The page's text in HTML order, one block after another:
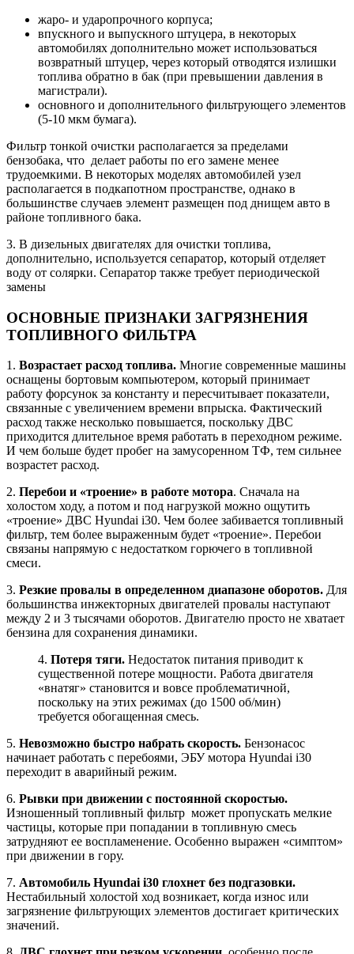
жаро- и ударопрочного корпуса;
впускного и выпускного штуцера, в некоторых
автомобилях дополнительно может использоваться
возвратный штуцер, через который отводятся излишки
топлива обратно в бак (при превышении давления в
магистрали).
основного и дополнительного фильтрующего элементов
(5-10 мкм бумага).
Фильтр тонкой очистки располагается за пределами
бензобака, что делает работы по его замене менее
трудоемкими. В некоторых моделях автомобилей узел
располагается в подкапотном пространстве, однако в
большинстве случаев элемент размещен под днищем авто в
районе топливного бака.
3. В дизельных двигателях для очистки топлива,
дополнительно, используется сепаратор, который отделяет
воду от солярки. Сепаратор также требует периодической
замены
ОСНОВНЫЕ ПРИЗНАКИ ЗАГРЯЗНЕНИЯ
ТОПЛИВНОГО ФИЛЬТРА
1. Возрастает расход топлива. Многие современные машины
оснащены бортовым компьютером, который принимает
работу форсунок за константу и пересчитывает показатели,
связанные с увеличением времени впрыска. Фактический
расход также несколько повышается, поскольку ДВС
приходится длительное время работать в переходном режиме.
И чем больше будет пробег на замусоренном ТФ, тем сильнее
возрастет расход.
2. Перебои и «троение» в работе мотора. Сначала на
холостом ходу, а потом и под нагрузкой можно ощутить
«троение» ДВС Hyundai i30. Чем более забивается топливный
фильтр, тем более выраженным будет «троение». Перебои
связаны напрямую с недостатком горючего в топливной
смеси.
3. Резкие провалы в определенном диапазоне оборотов. Для
большинства инжекторных двигателей провалы наступают
между 2 и 3 тысячами оборотов. Двигателю просто не хватает
бензина для сохранения динамики.
4. Потеря тяги. Недостаток питания приводит к
существенной потере мощности. Работа двигателя
«внатяг» становится и вовсе проблематичной,
поскольку на этих режимах (до 1500 об/мин)
требуется обогащенная смесь.
5. Невозможно быстро набрать скорость. Бензонасос
начинает работать с перебоями, ЭБУ мотора Hyundai i30
переходит в аварийный режим.
6. Рывки при движении с постоянной скоростью.
Изношенный топливный фильтр может пропускать мелкие
частицы, которые при попадании в топливную смесь
затрудняют ее воспламенение. Особенно выражен «симптом»
при движении в гору.
7. Автомобиль Hyundai i30 глохнет без подгазовки.
Нестабильный холостой ход возникает, когда износ или
загрязнение фильтрующих элементов достигает критических
значений.